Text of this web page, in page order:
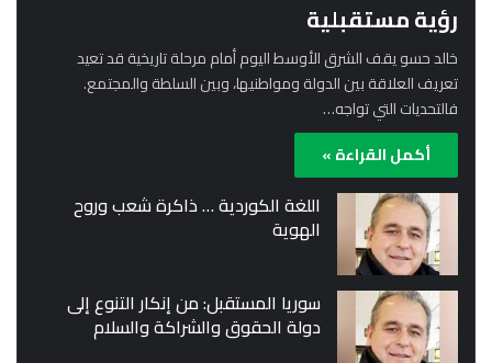
رؤية مستقبلية
خالد حسو يقف الشرق الأوسط اليوم أمام مرحلة تاريخية قد تعيد
تعريف العلاقة بين الدولة ومواطنيها، وبين السلطة والمجتمع.
فالتحديات التي تواجه…
أكمل القراءة »
اللغة الكوردية … ذاكرة شعب وروح
الهوية
سوريا المستقبل: من إنكار التنوع إلى
دولة الحقوق والشراكة والسلام